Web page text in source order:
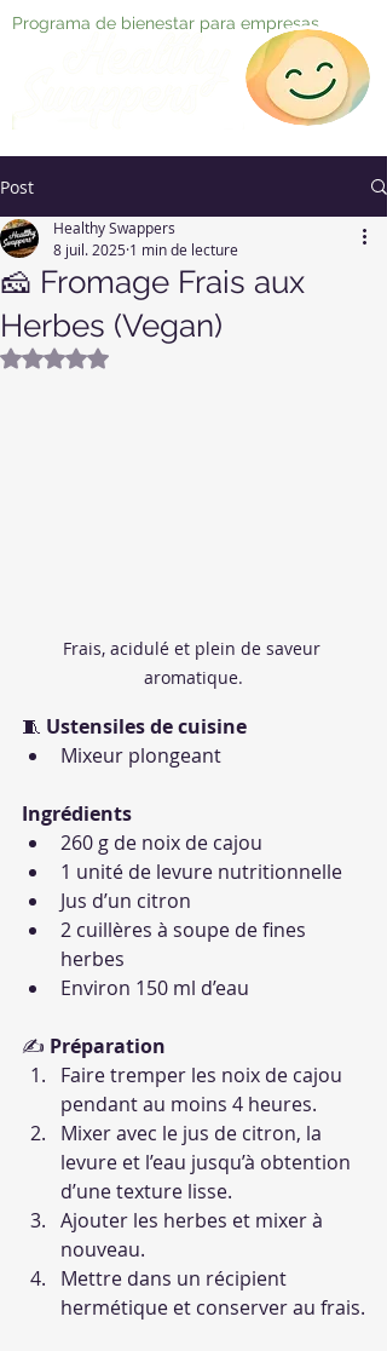
Programa de bienestar para empresas
Post
🧀 Fromage Frais aux
Herbes (Vegan)
Healthy Swappers
8 juil. 2025 1 min de lecture
Noté NaN étoiles sur 5.
Frais, acidulé et plein de saveur
aromatique.
🧵 Ustensiles de cuisine
Mixeur plongeant
Ingrédients
260 g de noix de cajou
1 unité de levure nutritionnelle
Jus d’un citron
2 cuillères à soupe de fines
herbes
Environ 150 ml d’eau
✍️ Préparation
Faire tremper les noix de cajou
pendant au moins 4 heures.
Mixer avec le jus de citron, la
levure et l’eau jusqu’à obtention
d’une texture lisse.
Ajouter les herbes et mixer à
nouveau.
Mettre dans un récipient
hermétique et conserver au frais.